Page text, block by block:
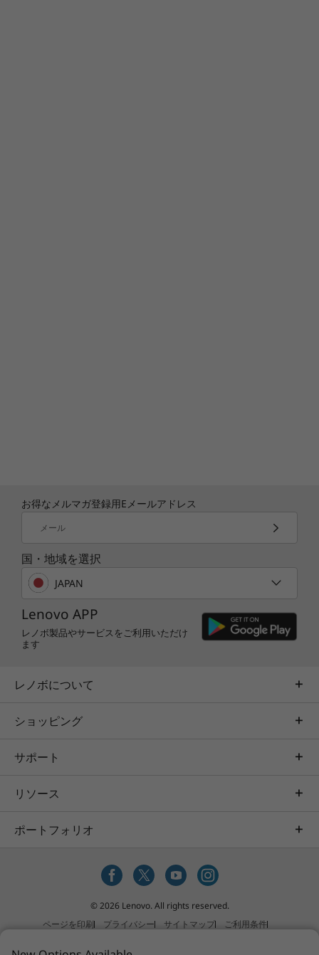
お得なメルマガ登録用Eメールアドレス
メール
国・地域を選択
JAPAN
Lenovo APP
レノボ製品やサービスをご利用いただけ
ます
レノボについて
ショッピング
サポート
リソース
ポートフォリオ
© 2026 Lenovo. All rights reserved.
ページを印刷
プライバシー サイトマップ
ご利用条件